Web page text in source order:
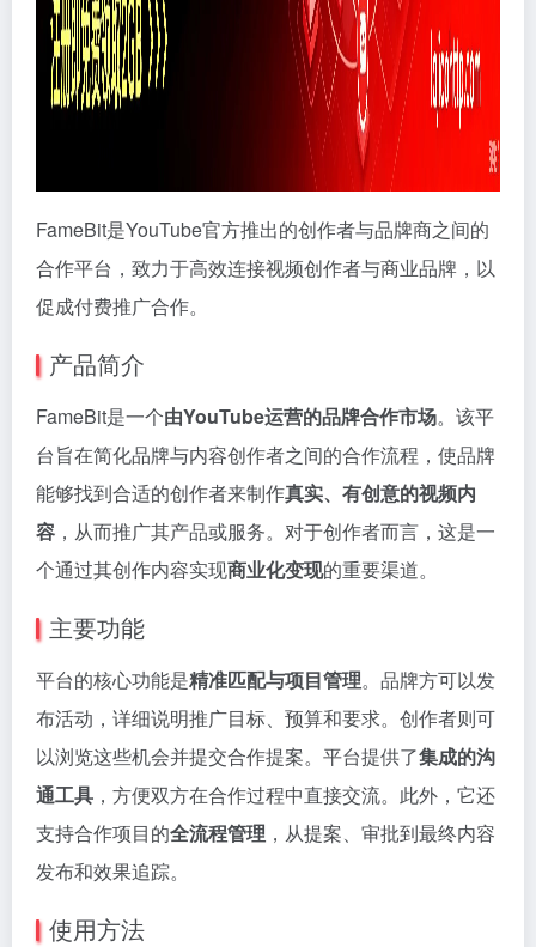
FameBit是YouTube官方推出的创作者与品牌商之间的
合作平台，致力于高效连接视频创作者与商业品牌，以
促成付费推广合作。
产品简介
FameBit是一个由YouTube运营的品牌合作市场。该平
台旨在简化品牌与内容创作者之间的合作流程，使品牌
能够找到合适的创作者来制作真实、有创意的视频内
容 ，从而推广其产品或服务。对于创作者而言，这是一
个通过其创作内容实现商业化变现的重要渠道。
主要功能
平台的核心功能是精准匹配与项目管理。品牌方可以发
布活动，详细说明推广目标、预算和要求。创作者则可
以浏览这些机会并提交合作提案。平台提供了集成的沟
通工具 ，方便双方在合作过程中直接交流。此外，它还
支持合作项目的全流程管理 ，从提案、审批到最终内容
发布和效果追踪。
使用方法